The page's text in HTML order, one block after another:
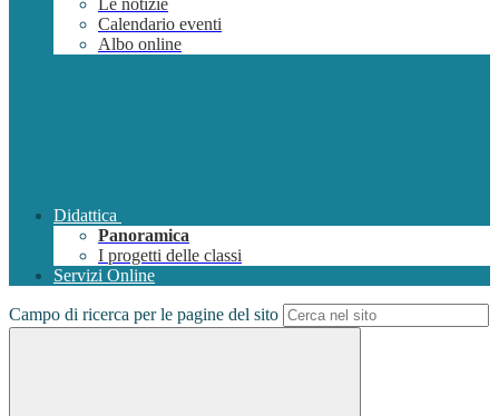
Le notizie
Calendario eventi
Albo online
Didattica
Panoramica
I progetti delle classi
Servizi Online
Campo di ricerca per le pagine del sito